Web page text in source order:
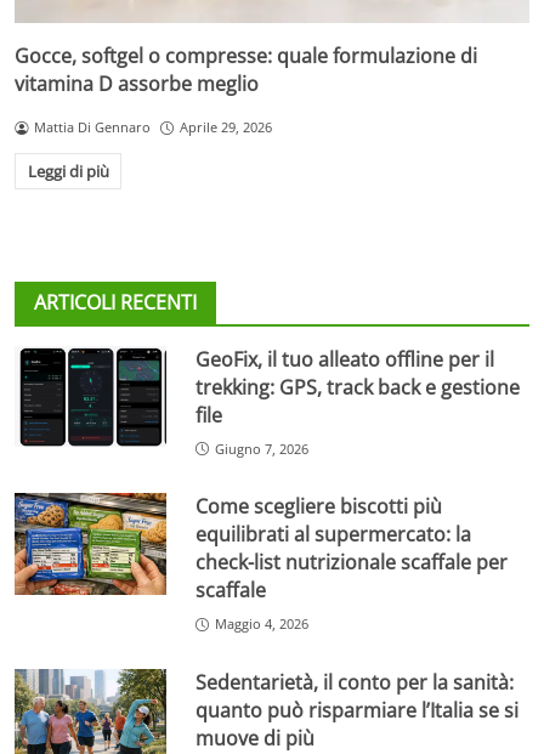
Gocce, softgel o compresse: quale formulazione di
vitamina D assorbe meglio
Mattia Di Gennaro Aprile 29, 2026
Leggi di più
ARTICOLI RECENTI
GeoFix, il tuo alleato offline per il
trekking: GPS, track back e gestione
file
Giugno 7, 2026
Come scegliere biscotti più
equilibrati al supermercato: la
check-list nutrizionale scaffale per
scaffale
Maggio 4, 2026
Sedentarietà, il conto per la sanità:
quanto può risparmiare l’Italia se si
muove di più